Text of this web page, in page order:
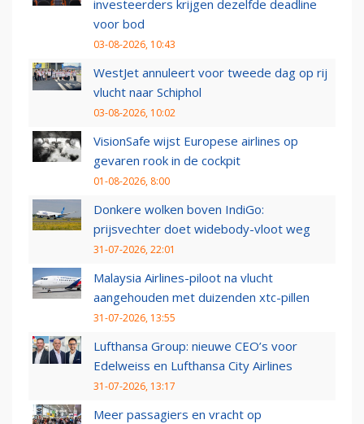
investeerders krijgen dezelfde deadline
voor bod
03-08-2026, 10:43
WestJet annuleert voor tweede dag op rij
vlucht naar Schiphol
03-08-2026, 10:02
VisionSafe wijst Europese airlines op
gevaren rook in de cockpit
01-08-2026, 8:00
Donkere wolken boven IndiGo:
prijsvechter doet widebody-vloot weg
31-07-2026, 22:01
Malaysia Airlines-piloot na vlucht
aangehouden met duizenden xtc-pillen
31-07-2026, 13:55
Lufthansa Group: nieuwe CEO’s voor
Edelweiss en Lufthansa City Airlines
31-07-2026, 13:17
Meer passagiers en vracht op